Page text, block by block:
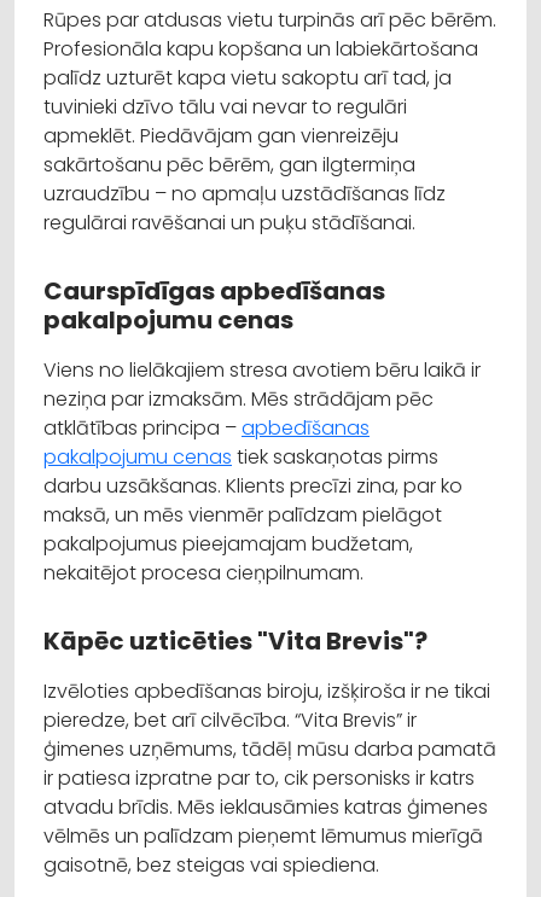
Rūpes par atdusas vietu turpinās arī pēc bērēm.
Profesionāla kapu kopšana un labiekārtošana
palīdz uzturēt kapa vietu sakoptu arī tad, ja
tuvinieki dzīvo tālu vai nevar to regulāri
apmeklēt. Piedāvājam gan vienreizēju
sakārtošanu pēc bērēm, gan ilgtermiņa
uzraudzību – no apmaļu uzstādīšanas līdz
regulārai ravēšanai un puķu stādīšanai.
Caurspīdīgas apbedīšanas
pakalpojumu cenas
Viens no lielākajiem stresa avotiem bēru laikā ir
neziņa par izmaksām. Mēs strādājam pēc
atklātības principa –apbedīšanas
pakalpojumu cenas tiek saskaņotas pirms
darbu uzsākšanas. Klients precīzi zina, par ko
maksā, un mēs vienmēr palīdzam pielāgot
pakalpojumus pieejamajam budžetam,
nekaitējot procesa cieņpilnumam.
Kāpēc uzticēties "Vita Brevis"?
Izvēloties apbedīšanas biroju, izšķiroša ir ne tikai
pieredze, bet arī cilvēcība. “Vita Brevis” ir
ģimenes uzņēmums, tādēļ mūsu darba pamatā
ir patiesa izpratne par to, cik personisks ir katrs
atvadu brīdis. Mēs ieklausāmies katras ģimenes
vēlmēs un palīdzam pieņemt lēmumus mierīgā
gaisotnē, bez steigas vai spiediena.